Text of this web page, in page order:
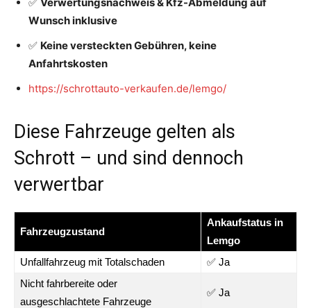
Wunsch inklusive
✅ Keine versteckten Gebühren, keine
Anfahrtskosten
https://schrottauto-verkaufen.de/lemgo/
Diese Fahrzeuge gelten als
Schrott – und sind dennoch
verwertbar
Fahrzeugzustand
Ankaufstatus in
Lemgo
Unfallfahrzeug mit Totalschaden
✅ Ja
Nicht fahrbereite oder
ausgeschlachtete Fahrzeuge
✅ Ja